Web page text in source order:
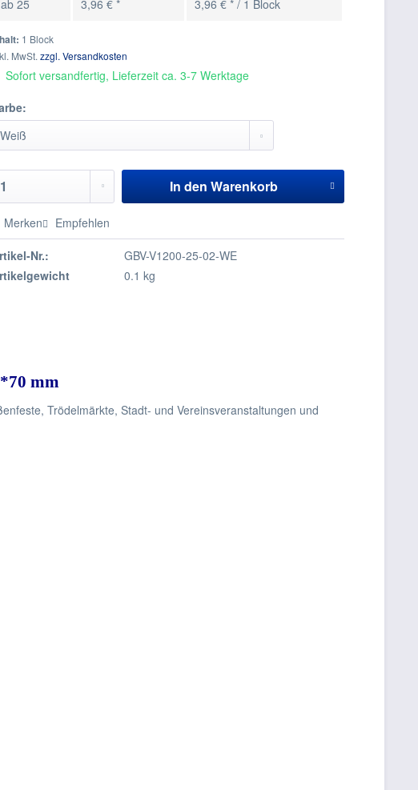
ab25 3,96 € * 3,96 € * / 1 Block
1 Block
MwSt.zzgl. Versandkosten
Sofort versandfertig, Lieferzeit ca. 3-7 Werktage
In den Warenkorb
Merken Empfehlen
Nr.:
GBV-V1200-25-02-WE
0.1 kg
mm
Trödelmärkte, Stadt- und Vereinsveranstaltungen und